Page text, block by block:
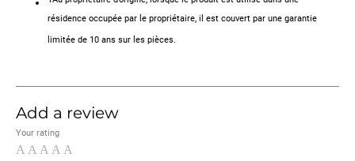
résidence occupée par le propriétaire, il est couvert par une garantie
limitée de 10 ans sur les pièces.
Add a review
Your rating